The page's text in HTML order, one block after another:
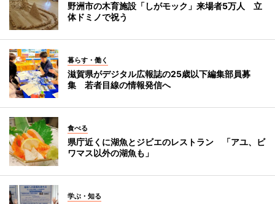
野洲市の木育施設「しがモック」来場者5万人 立
体ドミノで祝う
暮らす・働く
滋賀県がデジタル広報誌の25歳以下編集部員募
集 若者目線の情報発信へ
食べる
県庁近くに湖魚とジビエのレストラン 「アユ、ビ
ワマス以外の湖魚も」
学ぶ・知る